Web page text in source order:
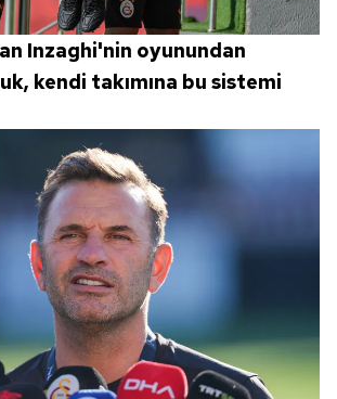
Inzaghi'nin oyunundan
kendi takımına bu sistemi